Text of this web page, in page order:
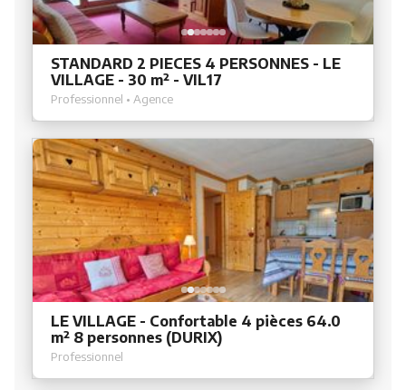
STANDARD 2 PIECES 4 PERSONNES - LE
VILLAGE - 30 m² - VIL17
Professionnel • Agence
LE VILLAGE - Confortable 4 pièces 64.0
m² 8 personnes (DURIX)
Professionnel